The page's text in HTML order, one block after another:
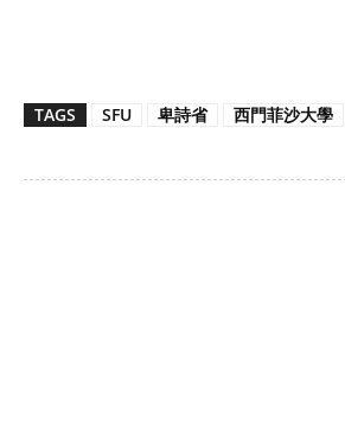
TAGS SFU 卑詩省 西門菲沙大學